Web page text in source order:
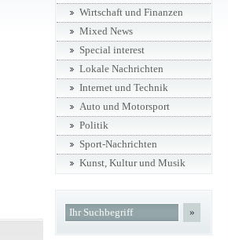
Wirtschaft und Finanzen
Mixed News
Special interest
Lokale Nachrichten
Internet und Technik
Auto und Motorsport
Politik
Sport-Nachrichten
Kunst, Kultur und Musik
»